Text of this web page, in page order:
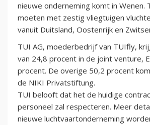
nieuwe onderneming komt in Wenen.
moeten met zestig vliegtuigen
vanuit Duitsland, Oostenrijk en
TUI AG, moederbedrijf van TUIfly,
van 24,8 procent in de joint venture,
procent. De overige 50,2 procent
de NIKI Privatstiftung.
TUI belooft dat het de huidige
personeel zal respecteren. Meer
nieuwe luchtvaartonderneming